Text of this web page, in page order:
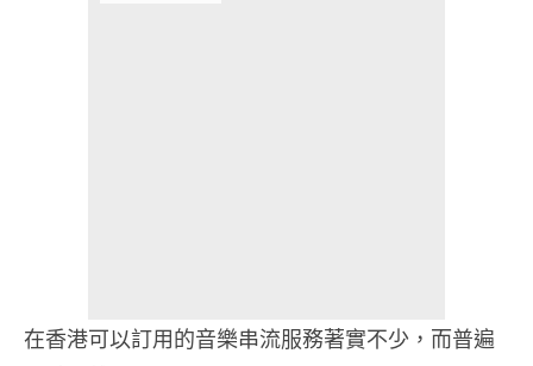
在香港可以訂用的音樂串流服務著實不少，而普遍